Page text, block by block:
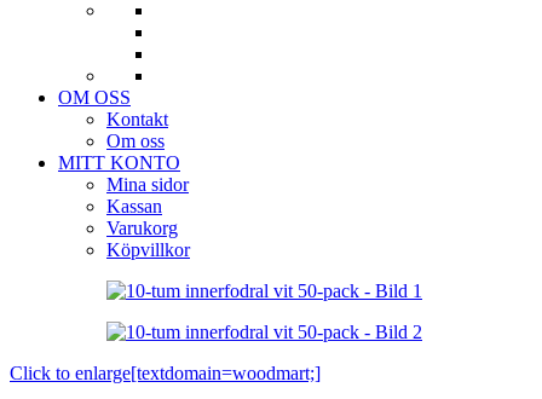
OM OSS
Kontakt
Om oss
MITT KONTO
Mina sidor
Kassan
Varukorg
Köpvillkor
Click to enlarge[textdomain=woodmart;]